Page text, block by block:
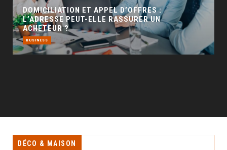
BUSINESS
DÉCO & MAISON